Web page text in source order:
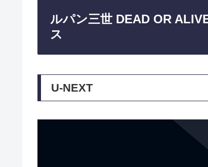
ルパン三世 DEAD OR
ス
U-NEXT